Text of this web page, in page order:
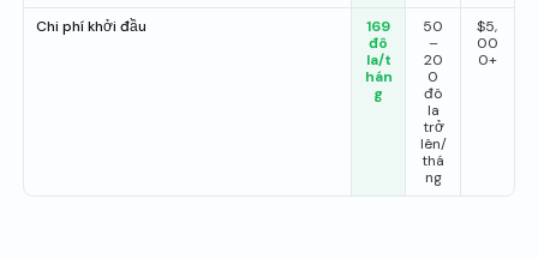
Chi phí khởi đầu
169
đô
la/t
hán
g
50
–
20
0
đô
la
trở
lên/
thá
ng
$5,
00
0+